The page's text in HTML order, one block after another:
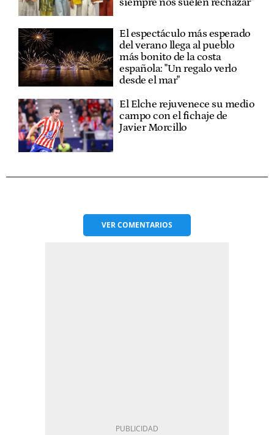
siempre nos suelen rechazar"
El espectáculo más esperado
del verano llega al pueblo
más bonito de la costa
española: "Un regalo verlo
desde el mar"
El Elche rejuvenece su medio
campo con el fichaje de
Javier Morcillo
VERCOMENTARIOS